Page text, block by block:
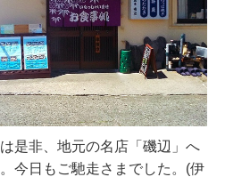
是非、地元の名店「磯辺」へ
今日もご馳走さまでした。(伊